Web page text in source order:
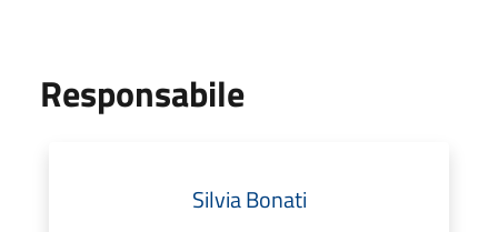
Responsabile
Silvia Bonati